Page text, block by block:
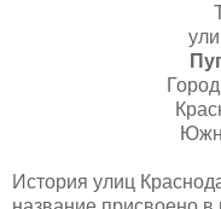
История улиц